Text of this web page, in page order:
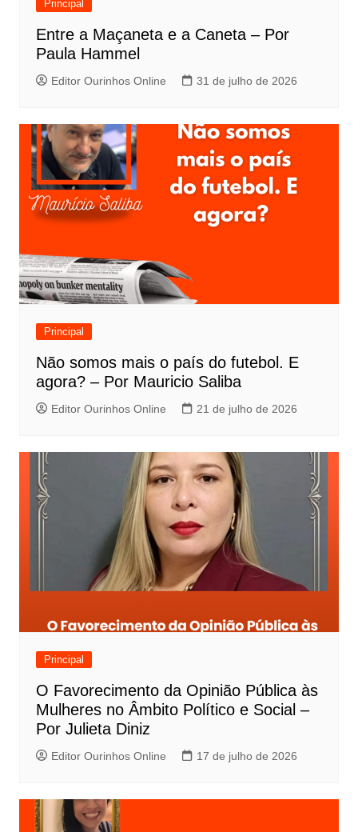
Principal
Entre a Maçaneta e a Caneta – Por
Paula Hammel
Editor Ourinhos Online 31 de julho de 2026
Principal
Não somos mais o país do futebol. E
agora? – Por Mauricio Saliba
Editor Ourinhos Online 21 de julho de 2026
Principal
O Favorecimento da Opinião Pública às
Mulheres no Âmbito Político e Social –
Por Julieta Diniz
Editor Ourinhos Online 17 de julho de 2026